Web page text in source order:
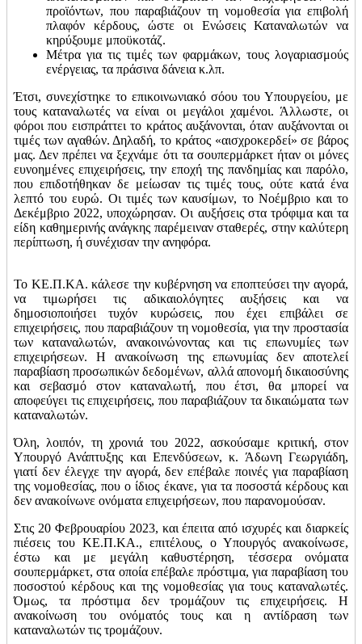
προϊόντων, που παραβιάζουν τη νομοθεσία για επιβολή
πλαφόν κέρδους, ώστε οι Ενώσεις Καταναλωτών να
κηρύξουμε μποϋκοτάζ.
Μέτρα για τις τιμές των φαρμάκων, τους λογαριασμούς
ενέργειας, τα πράσινα δάνεια κ.λπ.
Έτσι, συνεχίστηκε το επικοινωνιακό σόου του Υπουργείου, με
τους καταναλωτές να είναι οι μεγάλοι χαμένοι. Άλλωστε, οι
φόροι που εισπράττει το κράτος αυξάνονται, όταν αυξάνονται οι
τιμές των αγαθών. Δηλαδή, το κράτος «αισχροκερδεί» σε βάρος
μας. Δεν πρέπει να ξεχνάμε ότι τα σουπερμάρκετ ήταν οι μόνες
ευνοημένες επιχειρήσεις, την εποχή της πανδημίας και παρόλο,
που επιδοτήθηκαν δε μείωσαν τις τιμές τους, ούτε κατά ένα
λεπτό του ευρώ. Οι τιμές των καυσίμων, το Νοέμβριο και το
Δεκέμβριο 2022, υποχώρησαν. Οι αυξήσεις στα τρόφιμα και τα
είδη καθημερινής ανάγκης παρέμειναν σταθερές, στην καλύτερη
περίπτωση, ή συνέχισαν την ανηφόρα.
Το ΚΕ.Π.ΚΑ. κάλεσε την κυβέρνηση να εποπτεύσει την αγορά,
να τιμωρήσει τις αδικαιολόγητες αυξήσεις και να
δημοσιοποιήσει τυχόν κυρώσεις, που έχει επιβάλει σε
επιχειρήσεις, που παραβιάζουν τη νομοθεσία, για την προστασία
των καταναλωτών, ανακοινώνοντας και τις επωνυμίες των
επιχειρήσεων. Η ανακοίνωση της επωνυμίας δεν αποτελεί
παραβίαση προσωπικών δεδομένων, αλλά απονομή δικαιοσύνης
και σεβασμό στον καταναλωτή, που έτσι, θα μπορεί να
αποφεύγει τις επιχειρήσεις, που παραβιάζουν τα δικαιώματα των
καταναλωτών.
Όλη, λοιπόν, τη χρονιά του 2022, ασκούσαμε κριτική, στον
Υπουργό Ανάπτυξης και Επενδύσεων, κ. Άδωνη Γεωργιάδη,
γιατί δεν έλεγχε την αγορά, δεν επέβαλε ποινές για παραβίαση
της νομοθεσίας, που ο ίδιος έκανε, για τα ποσοστά κέρδους και
δεν ανακοίνωνε ονόματα επιχειρήσεων, που παρανομούσαν.
Στις 20 Φεβρουαρίου 2023, και έπειτα από ισχυρές και διαρκείς
πιέσεις του ΚΕ.Π.ΚΑ., επιτέλους, ο Υπουργός ανακοίνωσε,
έστω και με μεγάλη καθυστέρηση, τέσσερα ονόματα
σουπερμάρκετ, στα οποία επέβαλε πρόστιμα, για παραβίαση του
ποσοστού κέρδους και της νομοθεσίας για τους καταναλωτές.
Όμως, τα πρόστιμα δεν τρομάζουν τις επιχειρήσεις. Η
ανακοίνωση του ονόματός τους και η αντίδραση των
καταναλωτών τις τρομάζουν.